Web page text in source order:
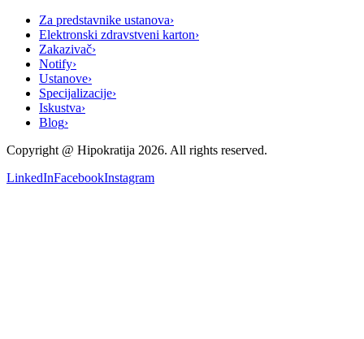
Za predstavnike ustanova›
Elektronski zdravstveni karton›
Zakazivač›
Notify›
Ustanove›
Specijalizacije›
Iskustva›
Blog›
Copyright @ Hipokratija 2026. All rights reserved.
LinkedInFacebookInstagram